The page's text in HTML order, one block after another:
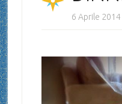
6 Aprile 2014